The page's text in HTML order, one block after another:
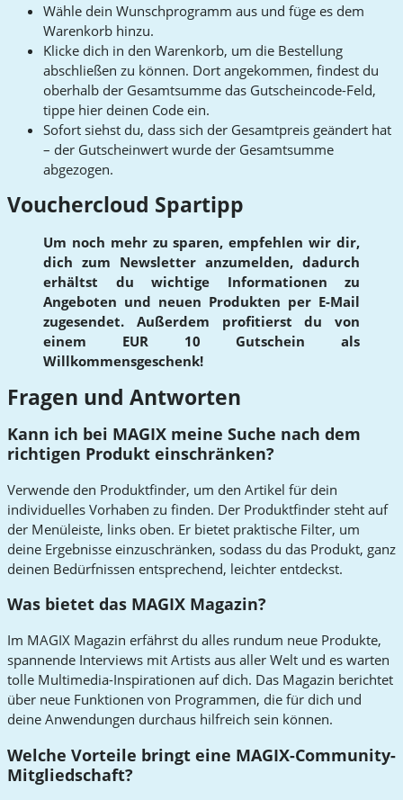
Wähle dein Wunschprogramm aus und füge es dem
Warenkorb hinzu.
Klicke dich in den Warenkorb, um die Bestellung
abschließen zu können. Dort angekommen, findest du
oberhalb der Gesamtsumme das Gutscheincode-Feld,
tippe hier deinen Code ein.
Sofort siehst du, dass sich der Gesamtpreis geändert hat
– der Gutscheinwert wurde der Gesamtsumme
abgezogen.
Vouchercloud Spartipp
Um noch mehr zu sparen, empfehlen wir dir,
dich zum Newsletter anzumelden, dadurch
erhältst du wichtige Informationen zu
Angeboten und neuen Produkten per E-Mail
zugesendet. Außerdem profitierst du von
einem EUR 10 Gutschein als
Willkommensgeschenk!
Fragen und Antworten
Kann ich bei MAGIX meine Suche nach dem
richtigen Produkt einschränken?
Verwende den Produktfinder, um den Artikel für dein
individuelles Vorhaben zu finden. Der Produktfinder steht auf
der Menüleiste, links oben. Er bietet praktische Filter, um
deine Ergebnisse einzuschränken, sodass du das Produkt, ganz
deinen Bedürfnissen entsprechend, leichter entdeckst.
Was bietet das MAGIX Magazin?
Im MAGIX Magazin erfährst du alles rundum neue Produkte,
spannende Interviews mit Artists aus aller Welt und es warten
tolle Multimedia-Inspirationen auf dich. Das Magazin berichtet
über neue Funktionen von Programmen, die für dich und
deine Anwendungen durchaus hilfreich sein können.
Welche Vorteile bringt eine MAGIX-Community-
Mitgliedschaft?